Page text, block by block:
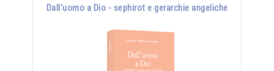
Dall'uomo a Dio - sephirot e gerarchie angeliche